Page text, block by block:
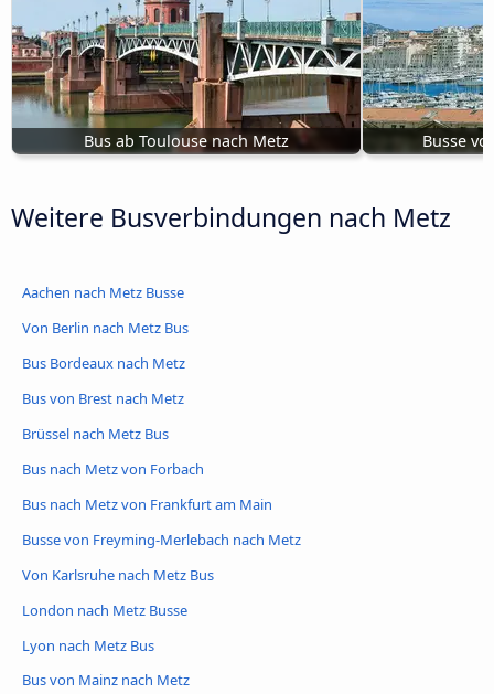
Bus ab Toulouse nach Metz Busse
Weitere Busverbindungen nach Metz
Aachen nach Metz Busse
Von Berlin nach Metz Bus
Bus Bordeaux nach Metz
Bus von Brest nach Metz
Brüssel nach Metz Bus
Bus nach Metz von Forbach
Bus nach Metz von Frankfurt am Main
Busse von Freyming-Merlebach nach Metz
Von Karlsruhe nach Metz Bus
London nach Metz Busse
Lyon nach Metz Bus
Bus von Mainz nach Metz